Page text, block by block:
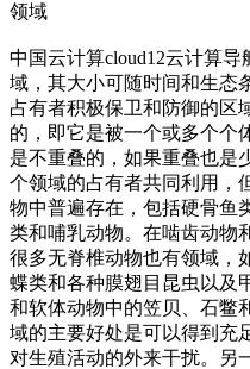
领域
中国云计算cloud12云计算
域，其大小可随时间和生态
占有者积极保卫和防御的区
的，即它是被一个或多个个
是不重叠的，如果重叠也是
个领域的占有者共同利用，
物中普遍存在，包括硬骨鱼
类和哺乳动物。在啮齿动物
很多无脊椎动物也有领域，
蝶类和各种膜翅目昆虫以及
和软体动物中的笠贝、石鳖
域的主要好处是可以得到充
对生殖活动的外来干扰。另